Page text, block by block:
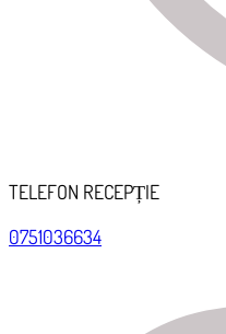
TELEFON RECEPȚIE
0751036634